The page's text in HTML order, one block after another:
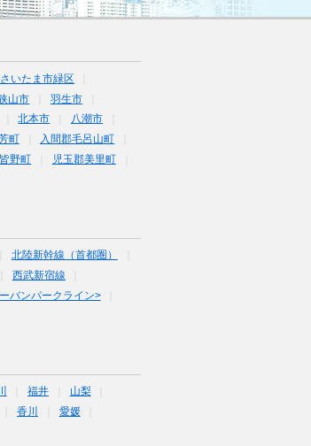
さいたま市緑区
山市
羽生市
北本市
八潮市
町
入間郡毛呂山町
野町
児玉郡美里町
北陸新幹線（首都圏）
西武新宿線
バンパークライン>
福井
山梨
香川
愛媛